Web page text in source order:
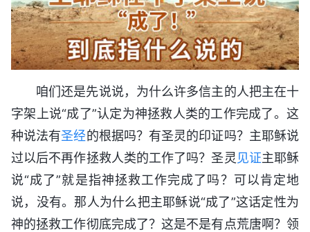
咱们还是先说说，为什么许多信主的人把主在十
字架上说“成了”认定为神拯救人类的工作完成了。这
种说法有圣经的根据吗？有圣灵的印证吗？主耶稣说
过以后不再作拯救人类的工作了吗？圣灵 见证主耶稣
说“成了”就是指神拯救工作完成了吗？可以肯定地
说，没有。那人为什么把主耶稣说“成了”这话定性为
神的拯救工作彻底完成了？这是不是有点荒唐啊？领